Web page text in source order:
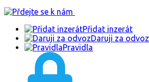
Přidat inzerát
Daruji za odvoz
Pravidla